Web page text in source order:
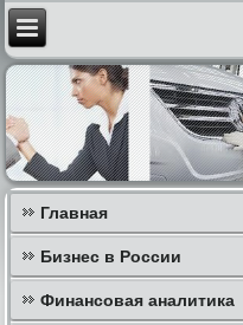
Главная
Бизнес в России
Финансовая аналитика